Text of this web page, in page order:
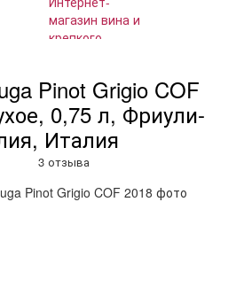
Pinot Grigio COF
0,75 л, Фриули-
Италия
3 отзыва